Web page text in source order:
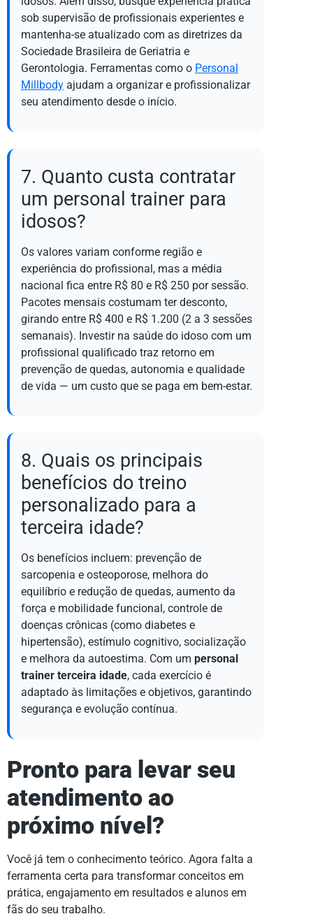
sob supervisão de profissionais experientes e
mantenha-se atualizado com as diretrizes da
Sociedade Brasileira de Geriatria e
Gerontologia. Ferramentas como o Personal
Millbody ajudam a organizar e profissionalizar
seu atendimento desde o início.
7. Quanto custa contratar
um personal trainer para
idosos?
Os valores variam conforme região e
experiência do profissional, mas a média
nacional fica entre R$ 80 e R$ 250 por sessão.
Pacotes mensais costumam ter desconto,
girando entre R$ 400 e R$ 1.200 (2 a 3 sessões
semanais). Investir na saúde do idoso com um
profissional qualificado traz retorno em
prevenção de quedas, autonomia e qualidade
de vida — um custo que se paga em bem-estar.
8. Quais os principais
benefícios do treino
personalizado para a
terceira idade?
Os benefícios incluem: prevenção de
sarcopenia e osteoporose, melhora do
equilíbrio e redução de quedas, aumento da
força e mobilidade funcional, controle de
doenças crônicas (como diabetes e
hipertensão), estímulo cognitivo, socialização
e melhora da autoestima. Com um personal
trainer terceira idade, cada exercício é
adaptado às limitações e objetivos, garantindo
segurança e evolução contínua.
Pronto para levar seu
atendimento ao
próximo nível?
Você já tem o conhecimento teórico. Agora falta a
ferramenta certa para transformar conceitos em
prática, engajamento em resultados e alunos em
fãs do seu trabalho.